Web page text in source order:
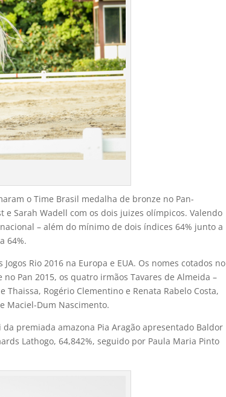
o Time Brasil medalha de bronze no Pan-
Sarah Wadell com os dois juizes olímpicos. Valendo
– além do mínimo de dois índices 64% junto a
64%.
Rio 2016 na Europa e EUA. Os nomes cotados no
Pan 2015, os quatro irmãos Tavares de Almeida –
Rogério Clementino e Renata Rabelo Costa,
Maciel-Dum Nascimento.
premiada amazona Pia Aragão apresentado Baldor
Lathogo, 64,842%, seguido por Paula Maria Pinto